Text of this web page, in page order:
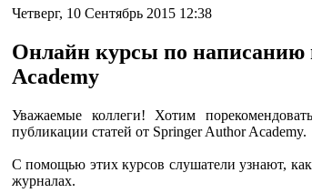
Четверг, 10 Сентябрь 2015 12:38
Онлайн курсы по написанию
Academy
Уважаемые коллеги! Хотим
публикации статей от Springer Author Academy.
С помощью этих курсов слушатели узнают,
журналах.